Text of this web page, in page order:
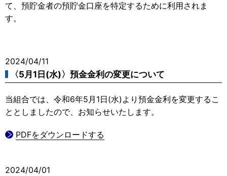
て、預貯金者の預貯金口座を特定するために利用されま
す。
2024/04/11
〈5月1日(水)〉預金金利の変更について
当組合では、令和6年5月1日(水)より預金金利を変更するこ
ととしましたので、お知らせいたします。
PDFをダウンロードする
2024/04/01